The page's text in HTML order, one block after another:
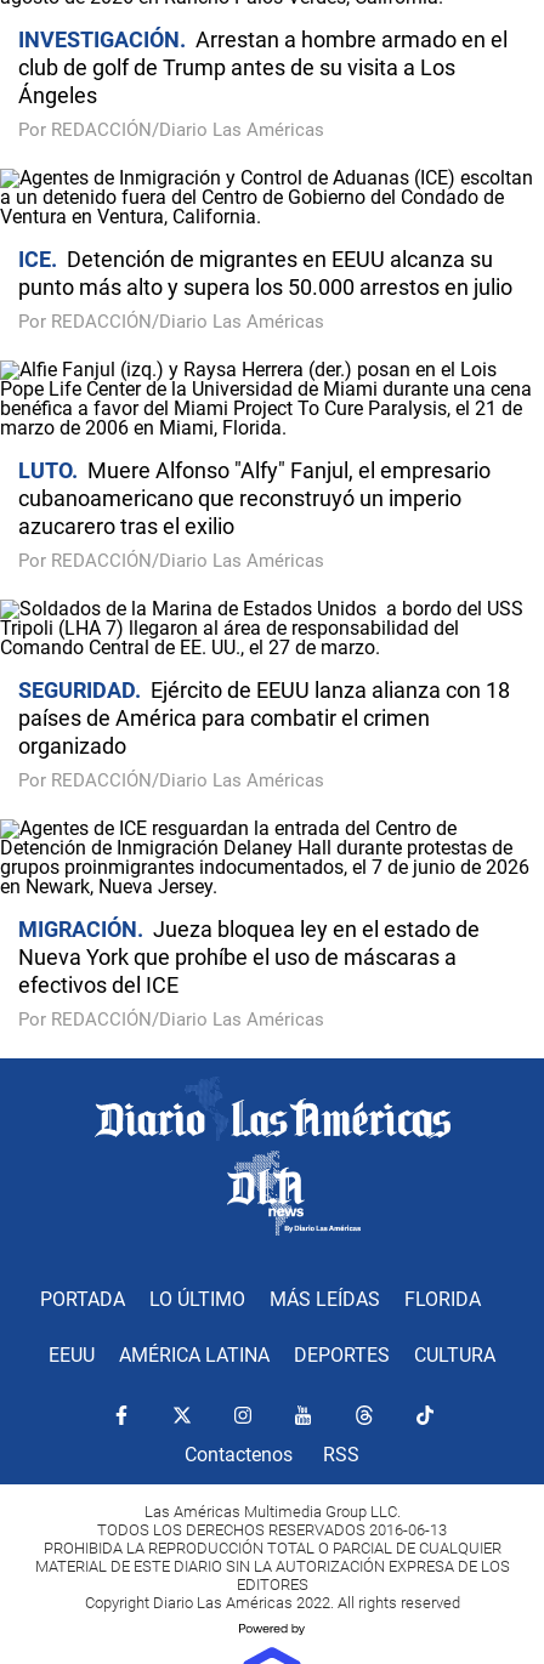
INVESTIGACIÓN
Arrestan a hombre armado en el
club de golf de Trump antes de su visita a Los
Ángeles
Por REDACCIÓN/Diario Las Américas
ICE
Detención de migrantes en EEUU alcanza su
punto más alto y supera los 50.000 arrestos en julio
Por REDACCIÓN/Diario Las Américas
LUTO
Muere Alfonso "Alfy" Fanjul, el empresario
cubanoamericano que reconstruyó un imperio
azucarero tras el exilio
Por REDACCIÓN/Diario Las Américas
SEGURIDAD
Ejército de EEUU lanza alianza con 18
países de América para combatir el crimen
organizado
Por REDACCIÓN/Diario Las Américas
MIGRACIÓN
Jueza bloquea ley en el estado de
Nueva York que prohíbe el uso de máscaras a
efectivos del ICE
Por REDACCIÓN/Diario Las Américas
PORTADA LO ÚLTIMO MÁS LEÍDAS FLORIDA
EEUU AMÉRICA LATINA DEPORTES CULTURA
Contactenos RSS
Las Américas Multimedia Group LLC.
TODOS LOS DERECHOS RESERVADOS 2016-06-13
PROHIBIDA LA REPRODUCCIÓN TOTAL O PARCIAL DE CUALQUIER
MATERIAL DE ESTE DIARIO SIN LA AUTORIZACIÓN EXPRESA DE LOS
EDITORES
Copyright Diario Las Américas 2022. All rights reserved